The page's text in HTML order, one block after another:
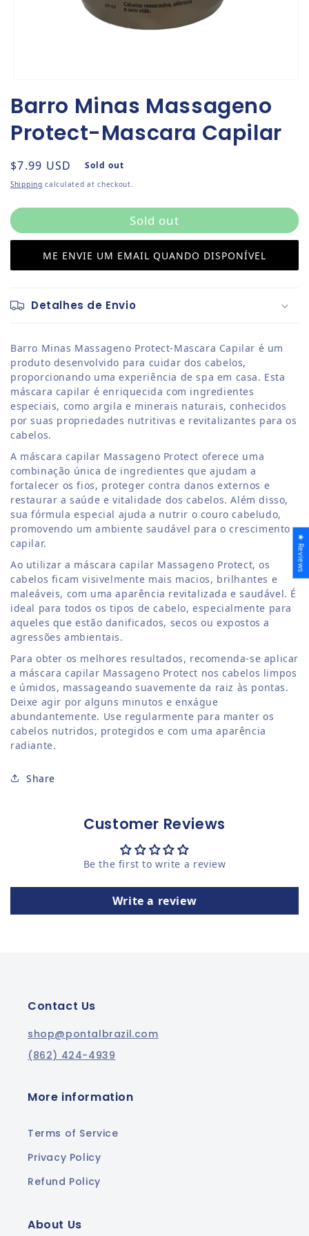
Barro Minas Massageno
Protect-Mascara Capilar
Regular price
$7.99 USD Sold out
Shipping calculated at checkout.
Sold out
ME ENVIE UM EMAIL QUANDO DISPONÍVEL
Detalhes de Envio
Barro Minas Massageno Protect-Mascara Capilar é um
produto desenvolvido para cuidar dos cabelos,
proporcionando uma experiência de spa em casa. Esta
máscara capilar é enriquecida com ingredientes
especiais, como argila e minerais naturais, conhecidos
por suas propriedades nutritivas e revitalizantes para os
cabelos.
A máscara capilar Massageno Protect oferece uma
combinação única de ingredientes que ajudam a
fortalecer os fios, proteger contra danos externos e
restaurar a saúde e vitalidade dos cabelos. Além disso,
sua fórmula especial ajuda a nutrir o couro cabeludo,
promovendo um ambiente saudável para o crescimento
capilar.
Ao utilizar a máscara capilar Massageno Protect, os
cabelos ficam visivelmente mais macios, brilhantes e
maleáveis, com uma aparência revitalizada e saudável. É
ideal para todos os tipos de cabelo, especialmente para
aqueles que estão danificados, secos ou expostos a
agressões ambientais.
Para obter os melhores resultados, recomenda-se aplicar
a máscara capilar Massageno Protect nos cabelos limpos
e úmidos, massageando suavemente da raiz às pontas.
Deixe agir por alguns minutos e enxágue
abundantemente. Use regularmente para manter os
cabelos nutridos, protegidos e com uma aparência
radiante.
Share
Customer Reviews
Be the first to write a review
Write a review
Contact Us
shop@pontalbrazil.com
(862) 424-4939
More information
Terms of Service
Privacy Policy
Refund Policy
About Us
★ Reviews